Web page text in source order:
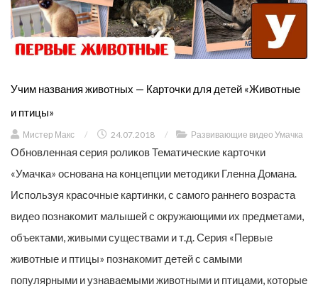
Учим названия животных — Карточки для детей «Животные
и птицы»
Мистер Макс / 24.07.2018 / Развивающие видео Умачка
Обновленная серия роликов Тематические карточки
«Умачка» основана на концепции методики Гленна Домана.
Используя красочные картинки, с самого раннего возраста
видео познакомит малышей с окружающими их предметами,
объектами, живыми существами и т.д. Серия «Первые
животные и птицы» познакомит детей с самыми
популярными и узнаваемыми животными и птицами, которые